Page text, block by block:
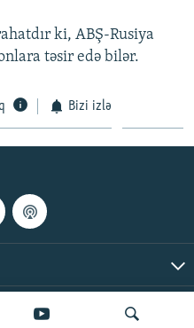
ki, ABŞ-Rusiya
təsir edə bilər.
Bizi izlə
Inc. | Bütün hüquqlar qorunur